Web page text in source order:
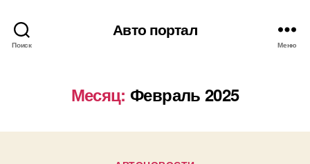
Поиск
Авто портал
Меню
Месяц: Февраль 2025